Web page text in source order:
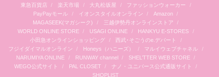
東急百貨店
楽天市場 大丸松坂屋
ファッションウォーカー
PayPayモール
イオンスタイルオンライン
Amazon
MAGASEEK(マガシーク)
三越伊勢丹オンラインストア
WORLD ONLINE STORE
USAGI ONLINE
HANKYU E-STORES
小田急オンラインショッピング
西武･そごうのe.デパート
フジイダイマルオンライン
Honeys（ハニーズ）
マルイウェブチャネル
NARUMIYA ONLINE
RUNWAY channel
SHEL’TTER WEB STORE
WEGO公式サイト
PAL CLOSET
ナノ・ユニバース公式通販サイト
SHOPLIST